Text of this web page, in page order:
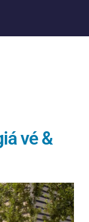
vé &